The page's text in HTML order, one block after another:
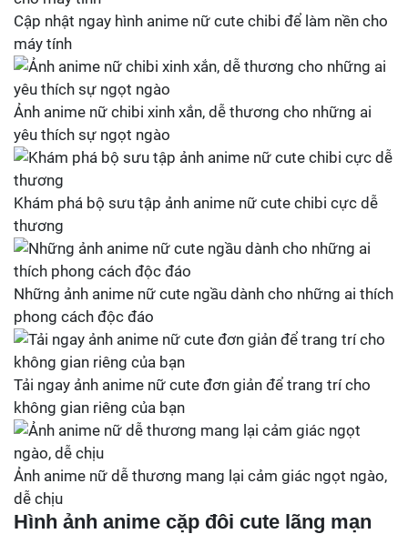
Cập nhật ngay hình anime nữ cute chibi để làm nền cho
máy tính
Ảnh anime nữ chibi xinh xắn, dễ thương cho những ai
yêu thích sự ngọt ngào
Khám phá bộ sưu tập ảnh anime nữ cute chibi cực dễ
thương
Những ảnh anime nữ cute ngầu dành cho những ai thích
phong cách độc đáo
Tải ngay ảnh anime nữ cute đơn giản để trang trí cho
không gian riêng của bạn
Ảnh anime nữ dễ thương mang lại cảm giác ngọt ngào,
dễ chịu
Hình ảnh anime cặp đôi cute lãng mạn